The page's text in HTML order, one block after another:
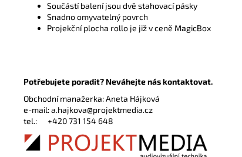
Součástí balení jsou dvě stahovací pásky
Snadno omyvatelný povrch
Projekční plocha rollo je již v ceně MagicBox
Potřebujete poradit? Neváhejte nás kontaktovat.
Obchodní manažerka: Aneta Hájková
e-mail:a.hajkova@projektmedia.cz
tel.: +420 731 154 648